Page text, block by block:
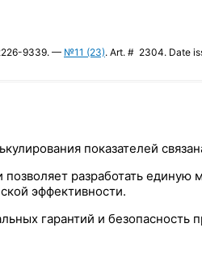
9339. — №11 (23). Art. # 2304. Date
показателей
разработать единую
эффективности.
гарантий и безопасность